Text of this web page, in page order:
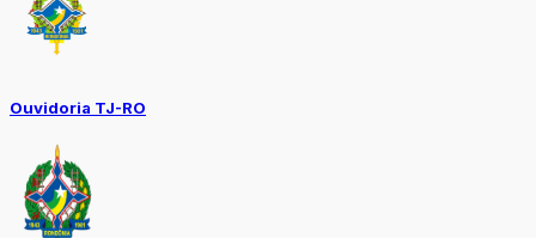
Ouvidoria TJ-RO